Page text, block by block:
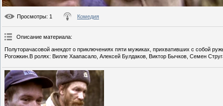
Просмотры: 1 Комедия
Описание материала:
Полуторачасовой анекдот о приключениях пяти мужиках, прихвативших с собой
Рогожкин.В ролях: Вилле Хаапасало, Алексей Булдаков, Виктор Бычков, Семен